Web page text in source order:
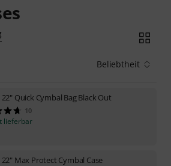
Beliebtheit
22" Quick Cymbal Bag Black Out
10
lieferbar
22" Max Protect Cymbal Case